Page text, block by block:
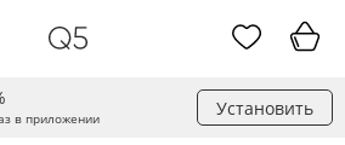
в приложении Установить